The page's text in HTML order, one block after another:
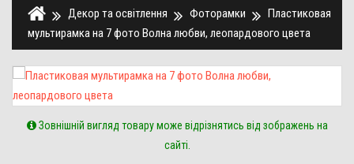
Декор та освітлення Фоторамки
Пластиковая
мультирамка на 7 фото Волна любви, леопардового цвета
Зовнішній вигляд товару може відрізнятись від зображень на
сайті.